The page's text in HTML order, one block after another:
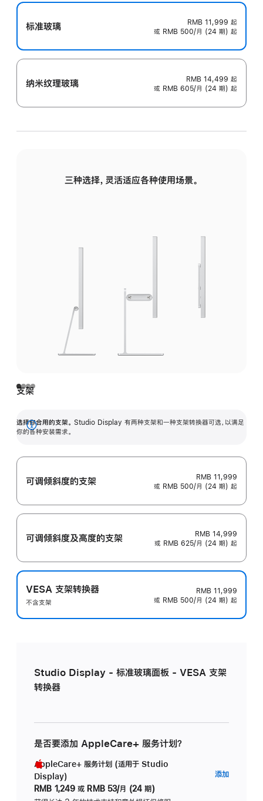
标准玻璃 RMB 11,999 起
或 RMB 500/月 (24 期) 起
纳米纹理玻璃 RMB 14,499 起
或 RMB 605/月 (24 期) 起
三种选择，灵活适应各种使用场景。
支架
选择你合用的支架。 Studio Display 有两种支架和一种支架转换器可选，以满足
你的各种安装需求。
展
可调倾斜度的支架
RMB 11,999
或 RMB 500/月 (24 期) 起
可调倾斜度及高‍度的支‍架
RMB 14,999
或 RMB 625/月 (24 期) 起
VESA 支架转换器
不含支架
RMB 11,999
或 RMB 500/月 (24 期) 起
Studio Display - 标准玻璃面板 - VESA 支架
转换器
是否要添加 AppleCare+ 服务计划？
AppleCare+ 服务计划 (适用于 Studio
Display)
RMB 1,249 或 RMB 53/月 (24 期)
添加